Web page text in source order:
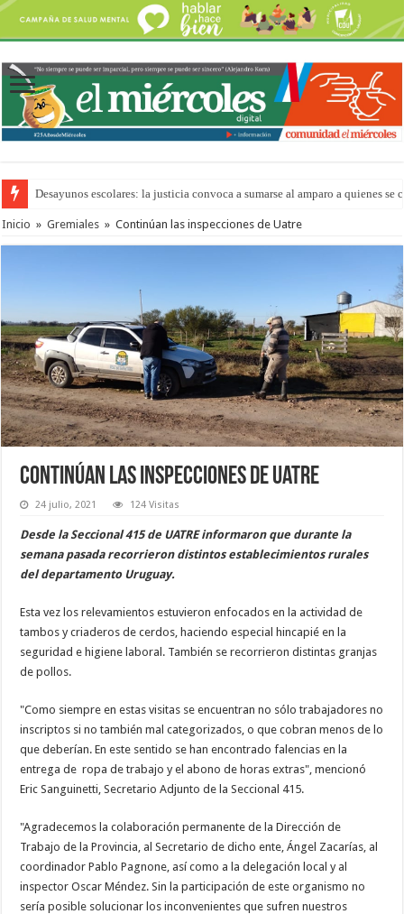
Desayunos escolares: la justicia convoca a sumarse al amparo a quienes se
Inicio » Gremiales » Continúan las inspecciones de Uatre
Continúan las inspecciones de Uatre
24 julio, 2021 124 Visitas
Desde la Seccional 415 de UATRE informaron que durante la
semana pasada recorrieron distintos establecimientos rurales
del departamento Uruguay.
Esta vez los relevamientos estuvieron enfocados en la actividad de
tambos y criaderos de cerdos, haciendo especial hincapié en la
seguridad e higiene laboral. También se recorrieron distintas granjas
de pollos.
"Como siempre en estas visitas se encuentran no sólo trabajadores no
inscriptos si no también mal categorizados, o que cobran menos de lo
que deberían. En este sentido se han encontrado falencias en la
entrega de ropa de trabajo y el abono de horas extras", mencionó
Eric Sanguinetti, Secretario Adjunto de la Seccional 415.
"Agradecemos la colaboración permanente de la Dirección de
Trabajo de la Provincia, al Secretario de dicho ente, Ángel Zacarías, al
coordinador Pablo Pagnone, así como a la delegación local y al
inspector Oscar Méndez. Sin la participación de este organismo no
sería posible solucionar los inconvenientes que sufren nuestros